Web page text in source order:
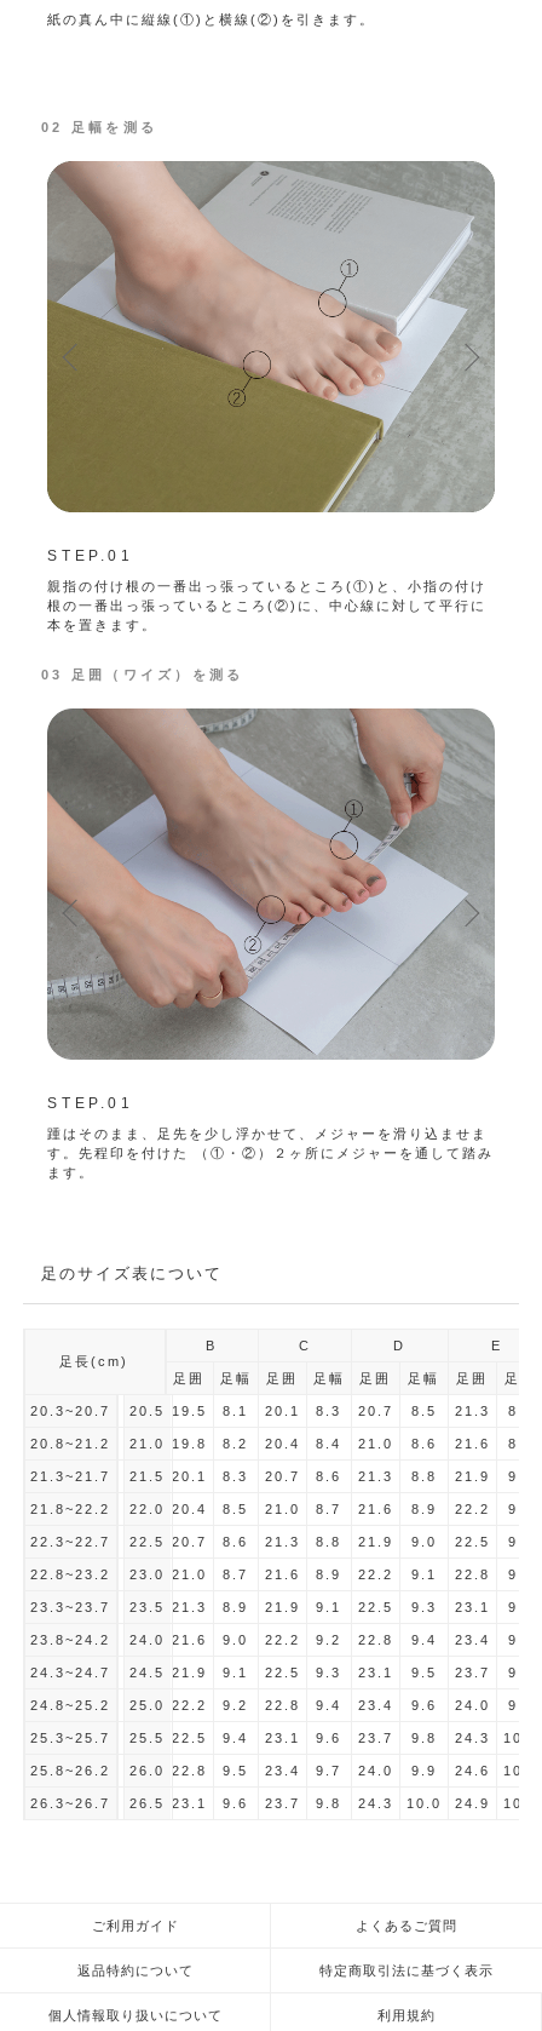
紙の真ん中に縦線(①)と横線(②)を引きます。
02 足幅を測る
STEP.01
親指の付け根の一番出っ張っているところ(①)と、小指の付け
根の一番出っ張っているところ(②)に、中心線に対して平行に
本を置きます。
03 足囲（ワイズ）を測る
STEP.01
踵はそのまま、足先を少し浮かせて、メジャーを滑り込ませま
す。先程印を付けた （①・②）２ヶ所にメジャーを通して踏み
ます。
足のサイズ表について
足長(cm)
B C D E
足囲 足幅 足囲 足幅 足囲 足幅 足囲 足幅
20.3~20.7 20.5 19.5 8.1 20.1 8.3 20.7 8.5 21.3 8.7
20.8~21.2 21.0 19.8 8.2 20.4 8.4 21.0 8.6 21.6 8.8
21.3~21.7 21.5 20.1 8.3 20.7 8.6 21.3 8.8 21.9 9.0
21.8~22.2 22.0 20.4 8.5 21.0 8.7 21.6 8.9 22.2 9.1
22.3~22.7 22.5 20.7 8.6 21.3 8.8 21.9 9.0 22.5 9.2
22.8~23.2 23.0 21.0 8.7 21.6 8.9 22.2 9.1 22.8 9.4
23.3~23.7 23.5 21.3 8.9 21.9 9.1 22.5 9.3 23.1 9.5
23.8~24.2 24.0 21.6 9.0 22.2 9.2 22.8 9.4 23.4 9.6
24.3~24.7 24.5 21.9 9.1 22.5 9.3 23.1 9.5 23.7 9.7
24.8~25.2 25.0 22.2 9.2 22.8 9.4 23.4 9.6 24.0 9.9
25.3~25.7 25.5 22.5 9.4 23.1 9.6 23.7 9.8 24.3 10.0
25.8~26.2 26.0 22.8 9.5 23.4 9.7 24.0 9.9 24.6 10.1
26.3~26.7 26.5 23.1 9.6 23.7 9.8 24.3 10.0 24.9 10.2
ご利用ガイド よくあるご質問
返品特約について 特定商取引法に基づく表示
個人情報取り扱いについて 利用規約